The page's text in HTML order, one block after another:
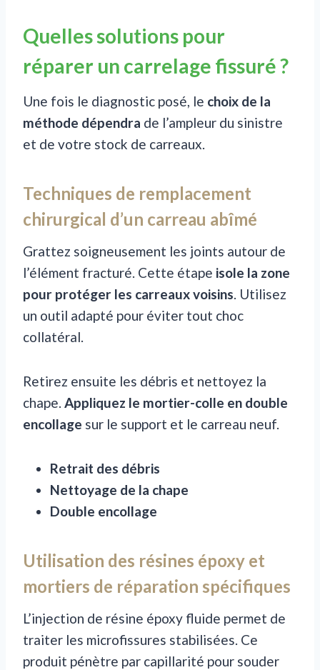
Quelles solutions pour
réparer un carrelage fissuré ?
Une fois le diagnostic posé, le choix de la
méthode dépendra de l’ampleur du sinistre
et de votre stock de carreaux.
Techniques de remplacement
chirurgical d’un carreau abîmé
Grattez soigneusement les joints autour de
l’élément fracturé. Cette étape isole la zone
pour protéger les carreaux voisins. Utilisez
un outil adapté pour éviter tout choc
collatéral.
Retirez ensuite les débris et nettoyez la
chape. Appliquez le mortier-colle en double
encollage sur le support et le carreau neuf.
Retrait des débris
Nettoyage de la chape
Double encollage
Utilisation des résines époxy et
mortiers de réparation spécifiques
L’injection de résine époxy fluide permet de
traiter les microfissures stabilisées. Ce
produit pénètre par capillarité pour souder